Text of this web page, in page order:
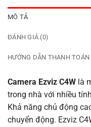
MÔ TẢ
ĐÁNH GIÁ (0)
HƯỚNG DẪN THANH TOÁN
Camera Ezviz C4W là
trong nhà với nhiều
Khả năng chủ động
chuyển động. Ezviz